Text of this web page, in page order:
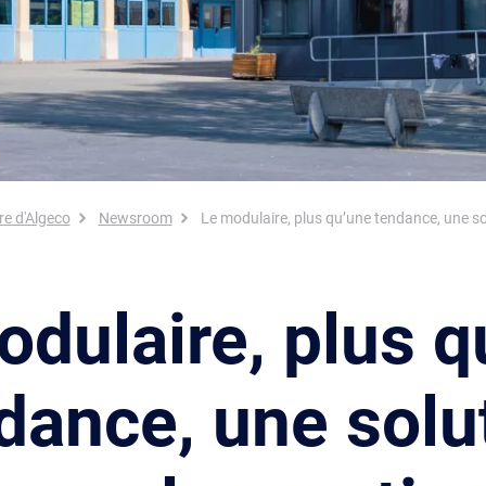
d'Algeco Newsroom Le modulaire, plus qu’une tendance, une
plus
une